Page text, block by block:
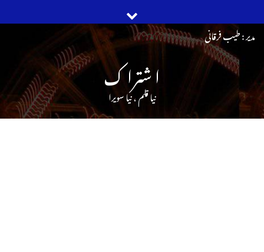
content
مدیر : طیب فرقانی
ا شترا ک
نیا قلم ، نیا سویرا